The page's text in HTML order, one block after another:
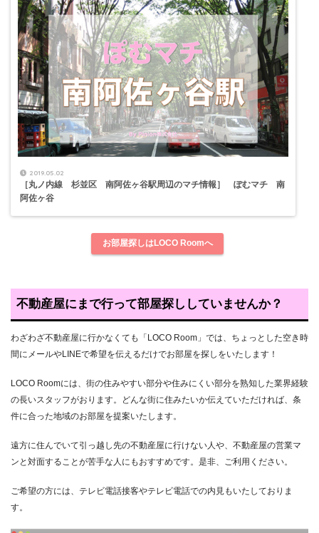
2019.05.02
［丸ノ内線 杉並区 南阿佐ヶ谷駅周辺のマチ情報］ ぽむマチ 南
阿佐ヶ谷
お部屋探しはLOCO Roomへ
不動産屋にまで行って部屋探ししていませんか？
わざわざ不動産屋に行かなくても「LOCO Room」では、ちょっとした空き時
間にメールやLINEで希望を伝えるだけでお部屋を探しをいたします！
LOCO Roomには、街の住みやすい部分や住みにくい部分を熟知した業界経験
の長いスタッフがおります。どんな街に住みたいか伝えていただければ、条
件に合った地域のお部屋を提案いたします。
遠方に住んでいて引っ越し先の不動産屋に行けない人や、不動産屋の営業マ
ンと対面することが苦手な人にもおすすめです。是非、ご利用ください。
ご希望の方には、テレビ電話接客やテレビ電話での内見もいたしておりま
す。